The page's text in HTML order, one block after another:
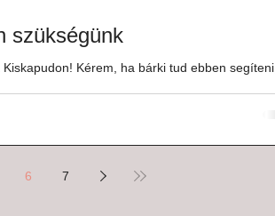
szükségünk
Kérem, ha bárki tud ebben segíteni,
6 7